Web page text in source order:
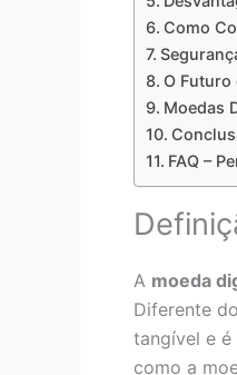
Como
O Futuro
Moedas
FAQ –
A moeda
Diferente
tangível e é
como a